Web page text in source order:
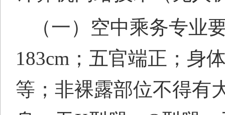
（一）空中乘务专业
183cm；五官端正；身
等；非裸露部位不得有